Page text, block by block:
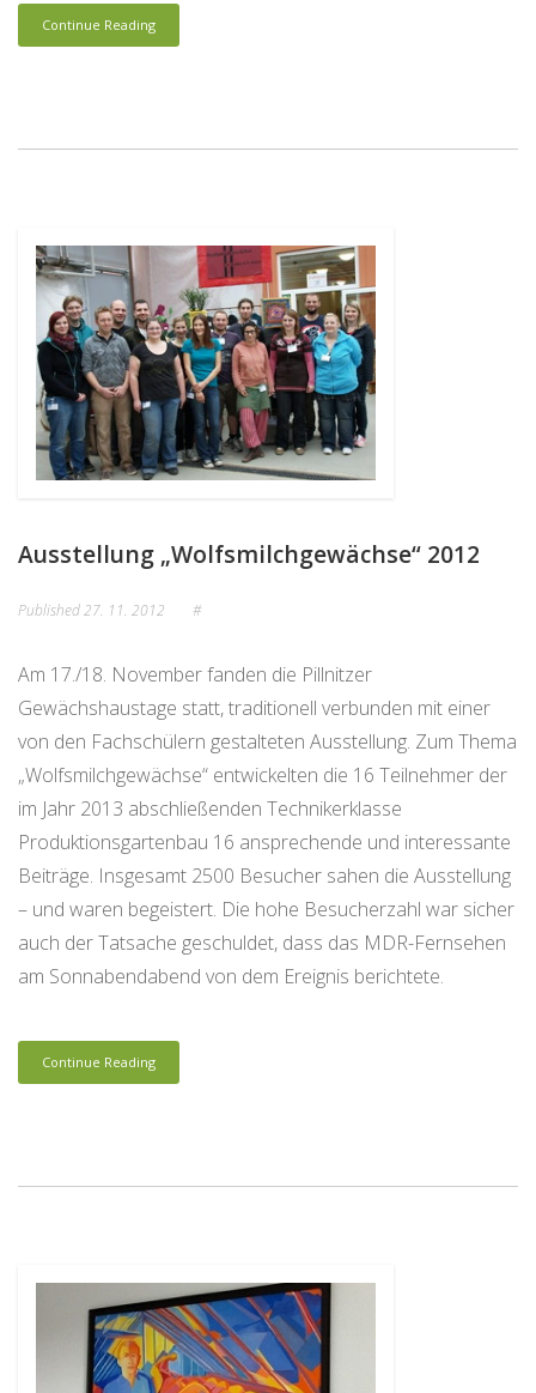
Continue Reading
Ausstellung „Wolfsmilchgewächse“ 2012
Published27. 11. 2012 #
Am 17./18. November fanden die Pillnitzer
Gewächshaustage statt, traditionell verbunden mit einer
von den Fachschülern gestalteten Ausstellung. Zum Thema
„Wolfsmilchgewächse“ entwickelten die 16 Teilnehmer der
im Jahr 2013 abschließenden Technikerklasse
Produktionsgartenbau 16 ansprechende und interessante
Beiträge. Insgesamt 2500 Besucher sahen die Ausstellung
– und waren begeistert. Die hohe Besucherzahl war sicher
auch der Tatsache geschuldet, dass das MDR-Fernsehen
am Sonnabendabend von dem Ereignis berichtete.
Continue Reading